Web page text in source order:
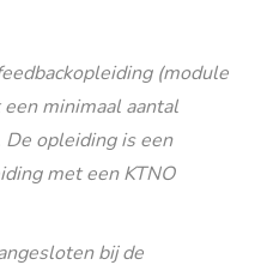
(module
minimaal aantal
opleiding is een
met een KTNO
bij de